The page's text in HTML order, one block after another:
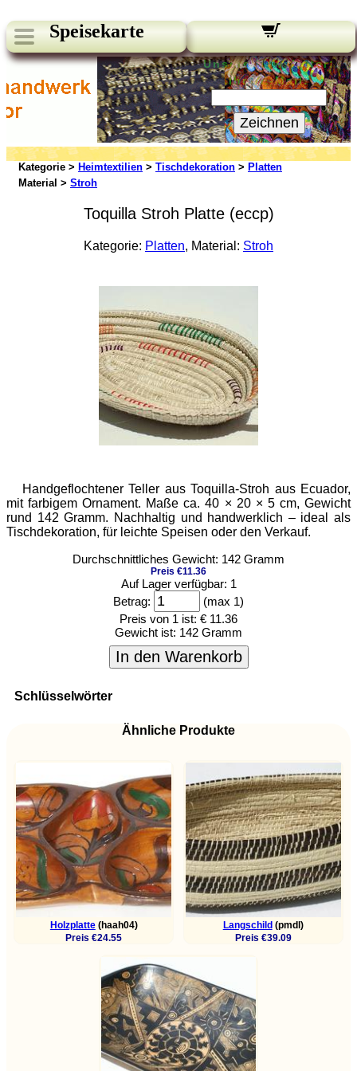
Speisekarte
Unsere Newsletter:
Ihre E-Mail:
Zeichnen
Kategorie > Heimtextilien > Tischdekoration > Platten
Material > Stroh
Toquilla Stroh Platte (eccp)
Kategorie: Platten, Material: Stroh
Handgeflochtener Teller aus Toquilla-Stroh aus Ecuador,
mit farbigem Ornament. Maße ca. 40 × 20 × 5 cm, Gewicht
rund 142 Gramm. Nachhaltig und handwerklich – ideal als
Tischdekoration, für leichte Speisen oder den Verkauf.
Durchschnittliches Gewicht: 142 Gramm
Preis €11.36
Auf Lager verfügbar: 1
Betrag:
(max 1)
Preis von 1 ist: € 11.36
Gewicht ist: 142 Gramm
In den Warenkorb
Schlüsselwörter
Ähnliche Produkte
Holzplatte(haah04)
Preis €24.55
Langschild (pmdl)
Preis €39.09